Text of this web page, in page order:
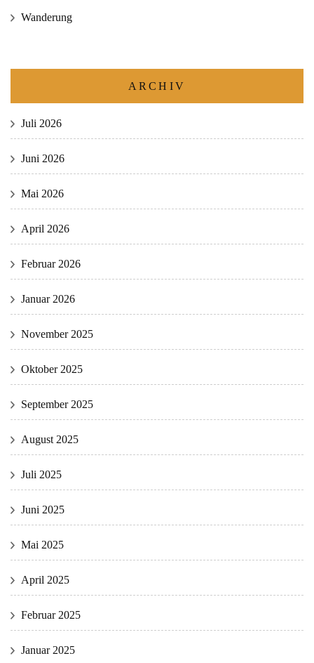
Wanderung
ARCHIV
Juli 2026
Juni 2026
Mai 2026
April 2026
Februar 2026
Januar 2026
November 2025
Oktober 2025
September 2025
August 2025
Juli 2025
Juni 2025
Mai 2025
April 2025
Februar 2025
Januar 2025